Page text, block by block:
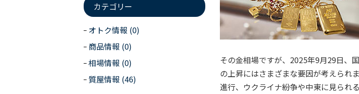
その金相場ですが、2025年9月29日、
の上昇にはさまざまな要因が考えられ
進行、ウクライナ紛争や中東に見られ
カテゴリー
オトク情報 (0)
商品情報 (0)
相場情報 (0)
質屋情報 (46)